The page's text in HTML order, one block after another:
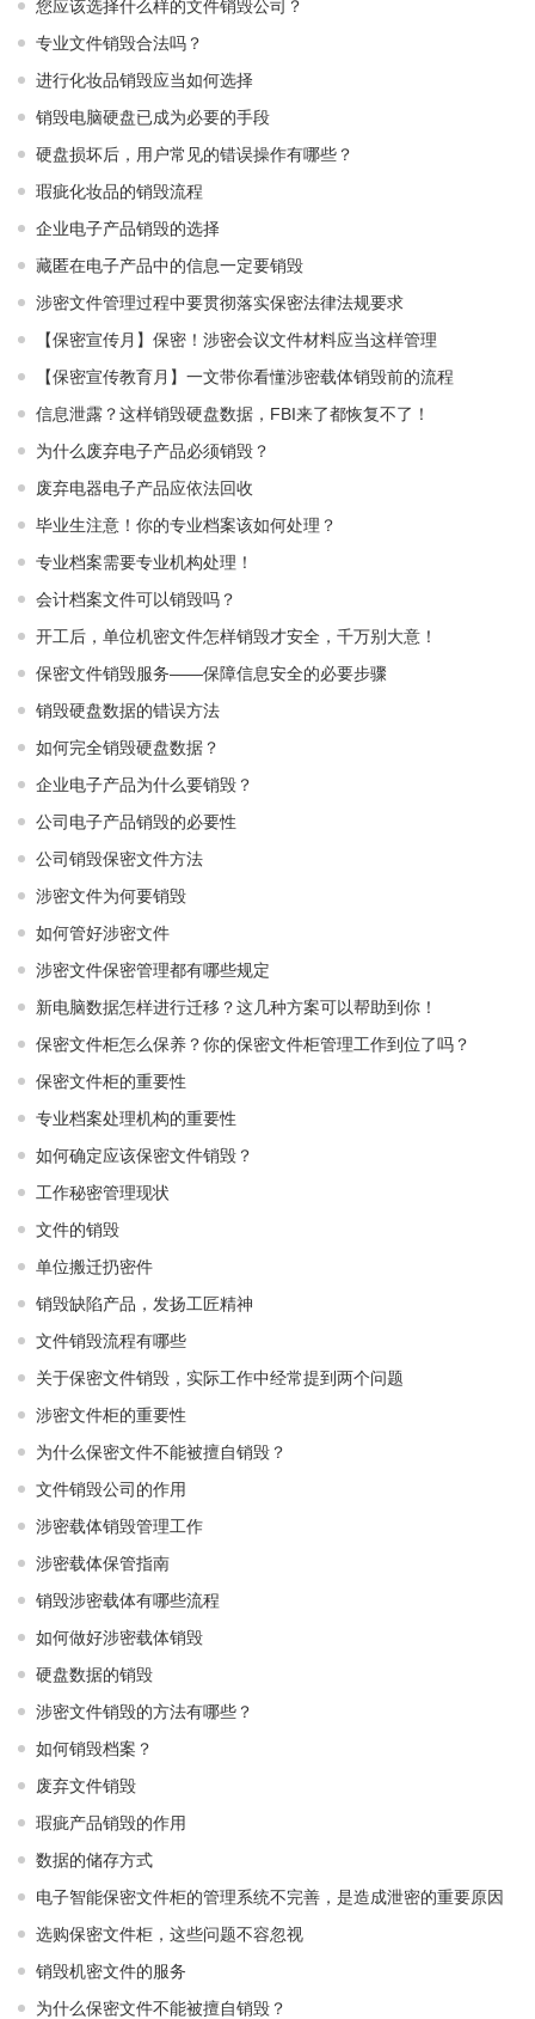
您应该选择什么样的文件销毁公司？
专业文件销毁合法吗？
进行化妆品销毁应当如何选择
销毁电脑硬盘已成为必要的手段
硬盘损坏后，用户常见的错误操作有哪些？
瑕疵化妆品的销毁流程
企业电子产品销毁的选择
藏匿在电子产品中的信息一定要销毁
涉密文件管理过程中要贯彻落实保密法律法规要求
【保密宣传月】保密！涉密会议文件材料应当这样管理
【保密宣传教育月】一文带你看懂涉密载体销毁前的流程
信息泄露？这样销毁硬盘数据，FBI来了都恢复不了！
为什么废弃电子产品必须销毁？
废弃电器电子产品应依法回收
毕业生注意！你的专业档案该如何处理？
专业档案需要专业机构处理！
会计档案文件可以销毁吗？
开工后，单位机密文件怎样销毁才安全，千万别大意！
保密文件销毁服务——保障信息安全的必要步骤
销毁硬盘数据的错误方法
如何完全销毁硬盘数据？
企业电子产品为什么要销毁？
公司电子产品销毁的必要性
公司销毁保密文件方法
涉密文件为何要销毁
如何管好涉密文件
涉密文件保密管理都有哪些规定
新电脑数据怎样进行迁移？这几种方案可以帮助到你！
保密文件柜怎么保养？你的保密文件柜管理工作到位了吗？
保密文件柜的重要性
专业档案处理机构的重要性
如何确定应该保密文件销毁？
工作秘密管理现状
文件的销毁
单位搬迁扔密件
销毁缺陷产品，发扬工匠精神
文件销毁流程有哪些
关于保密文件销毁，实际工作中经常提到两个问题
涉密文件柜的重要性
为什么保密文件不能被擅自销毁？
文件销毁公司的作用
涉密载体销毁管理工作
涉密载体保管指南
销毁涉密载体有哪些流程
如何做好涉密载体销毁
硬盘数据的销毁
涉密文件销毁的方法有哪些？
如何销毁档案？
废弃文件销毁
瑕疵产品销毁的作用
数据的储存方式
电子智能保密文件柜的管理系统不完善，是造成泄密的重要原因
选购保密文件柜，这些问题不容忽视
销毁机密文件的服务
为什么保密文件不能被擅自销毁？